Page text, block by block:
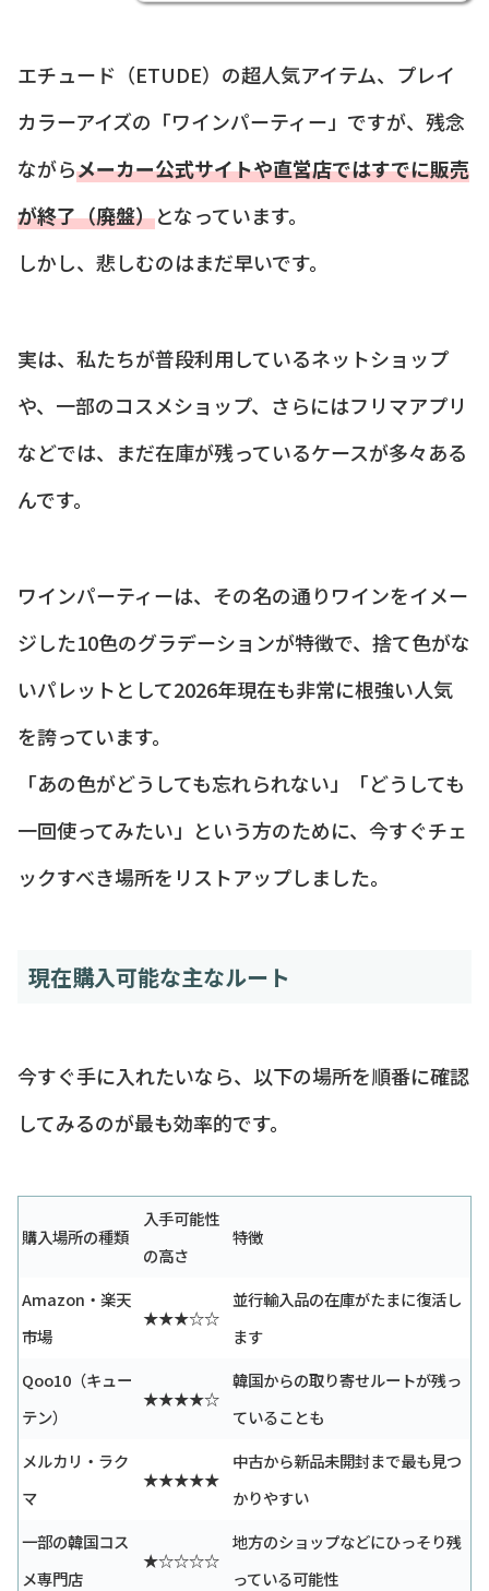
エチュード（ETUDE）の超人気アイテム、プレイ
カラーアイズの「ワインパーティー」ですが、残念
ながらメーカー公式サイトや直営店ではすでに販売
が終了（廃盤）となっています。
しかし、悲しむのはまだ早いです。
実は、私たちが普段利用しているネットショップ
や、一部のコスメショップ、さらにはフリマアプリ
などでは、まだ在庫が残っているケースが多々ある
んです。
ワインパーティーは、その名の通りワインをイメー
ジした10色のグラデーションが特徴で、捨て色がな
いパレットとして2026年現在も非常に根強い人気
を誇っています。
「あの色がどうしても忘れられない」「どうしても
一回使ってみたい」という方のために、今すぐチェ
ックすべき場所をリストアップしました。
現在購入可能な主なルート
今すぐ手に入れたいなら、以下の場所を順番に確認
してみるのが最も効率的です。
購入場所の種類
入手可能性
の高さ
特徴
Amazon・楽天
市場
★★★☆☆
並行輸入品の在庫がたまに復活し
ます
Qoo10（キュー
テン）
★★★★☆
韓国からの取り寄せルートが残っ
ていることも
メルカリ・ラク
マ
★★★★★
中古から新品未開封まで最も見つ
かりやすい
一部の韓国コス
メ専門店
★☆☆☆☆
地方のショップなどにひっそり残
っている可能性